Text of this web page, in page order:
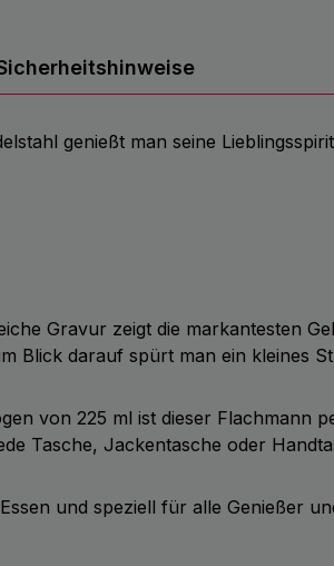
genießt man seine
Gravur zeigt die markantesten
Blick darauf spürt man ein kleines
von 225 ml ist dieser
Tasche, Jackentasche oder
und speziell für alle Genießer